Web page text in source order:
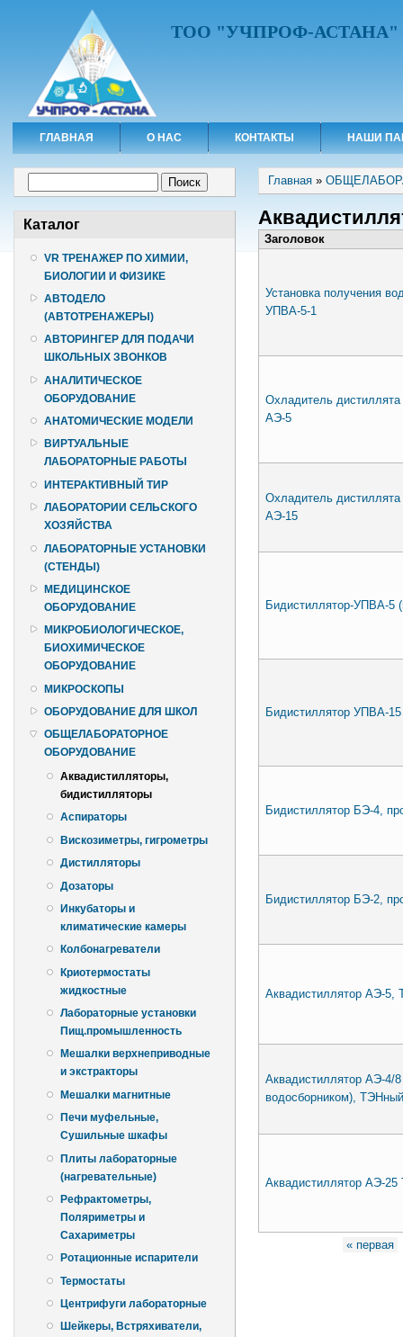
ТОО "УЧПРОФ-АСТАНА"
ГЛАВНАЯ О НАС КОНТАКТЫ НАШИ
Каталог
VR ТРЕНАЖЕР ПО ХИМИИ,
БИОЛОГИИ И ФИЗИКЕ
АВТОДЕЛО
(АВТОТРЕНАЖЕРЫ)
АВТОРИНГЕР ДЛЯ ПОДАЧИ
ШКОЛЬНЫХ ЗВОНКОВ
АНАЛИТИЧЕСКОЕ
ОБОРУДОВАНИЕ
АНАТОМИЧЕСКИЕ МОДЕЛИ
ВИРТУАЛЬНЫЕ
ЛАБОРАТОРНЫЕ РАБОТЫ
ИНТЕРАКТИВНЫЙ ТИР
ЛАБОРАТОРИИ СЕЛЬСКОГО
ХОЗЯЙСТВА
ЛАБОРАТОРНЫЕ УСТАНОВКИ
(СТЕНДЫ)
МЕДИЦИНСКОЕ
ОБОРУДОВАНИЕ
МИКРОБИОЛОГИЧЕСКОЕ,
БИОХИМИЧЕСКОЕ
ОБОРУДОВАНИЕ
МИКРОСКОПЫ
ОБОРУДОВАНИЕ ДЛЯ ШКОЛ
ОБЩЕЛАБОРАТОРНОЕ
ОБОРУДОВАНИЕ
Аквадистилляторы,
бидистилляторы
Аспираторы
Вискозиметры, гигрометры
Дистилляторы
Дозаторы
Инкубаторы и
климатические камеры
Колбонагреватели
Криотермостаты
жидкостные
Лабораторные установки
Пищ.промышленность
Мешалки верхнеприводные
и экстракторы
Мешалки магнитные
Печи муфельные,
Сушильные шкафы
Плиты лабораторные
(нагревательные)
Рефрактометры,
Поляриметры и
Сахариметры
Ротационные испарители
Термостаты
Центрифуги лабораторные
Шейкеры, Встряхиватели,
Вы здесь
Главная »
Заголовок
Установка получения
УПВА-5-1
Охладитель
АЭ-5
Охладитель
АЭ-15
Бидистиллятор-УПВА-5
Бидистиллятор УПВА-15
Бидистиллятор БЭ-4,
Бидистиллятор БЭ-2,
Аквадистиллятор АЭ-5,
Аквадистиллятор АЭ-4/
водосборником),
Аквадистиллятор АЭ-
Страницы« первая